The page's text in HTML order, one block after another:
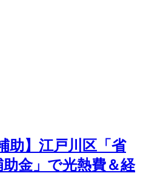
助】江戸川区「省
金」で光熱費＆経